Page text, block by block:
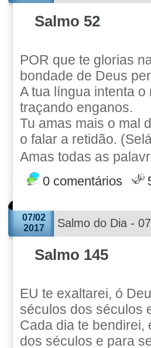
Salmo 52
POR que te glorias
bondade de Deus
A tua língua intenta
traçando enganos.
Tu amas mais o mal
o falar a retidão.
Amas todas as
0 comentários
07/02
2017
Salmo do Dia -
Salmo 145
EU te exaltarei, ó
séculos dos séculos
Cada dia te bendirei,
dos séculos e para